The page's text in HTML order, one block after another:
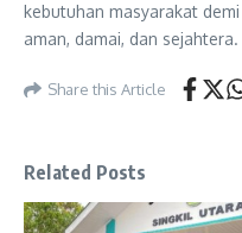
kebutuhan masyarakat
aman, damai, dan sejahtera.
Share this Article
Related Posts